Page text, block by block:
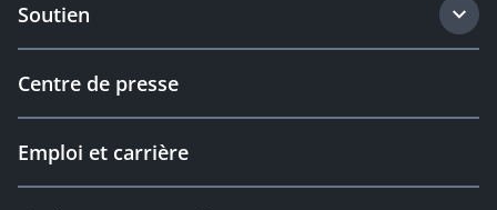
Soutien
Centre de presse
Emploi et carrière